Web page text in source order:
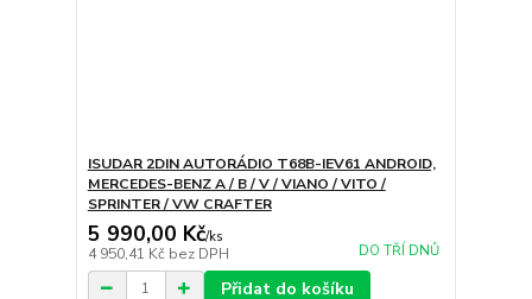
ISUDAR 2DIN AUTORÁDIO T68B-IEV61 ANDROID,
MERCEDES-BENZ A / B / V / VIANO / VITO /
SPRINTER / VW CRAFTER
5 990,00 Kč/ks
4 950,41 Kč bez DPH DO TŘÍ DNŮ
Přidat do košíku